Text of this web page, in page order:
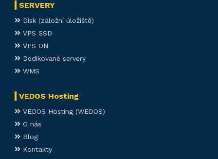
SERVERY
Disk (záložní úložiště)
VPS SSD
VPS ON
Dedikované servery
WMS
VEDOS Hosting
VEDOS Hosting (WEDOS)
O nás
Blog
Kontakty